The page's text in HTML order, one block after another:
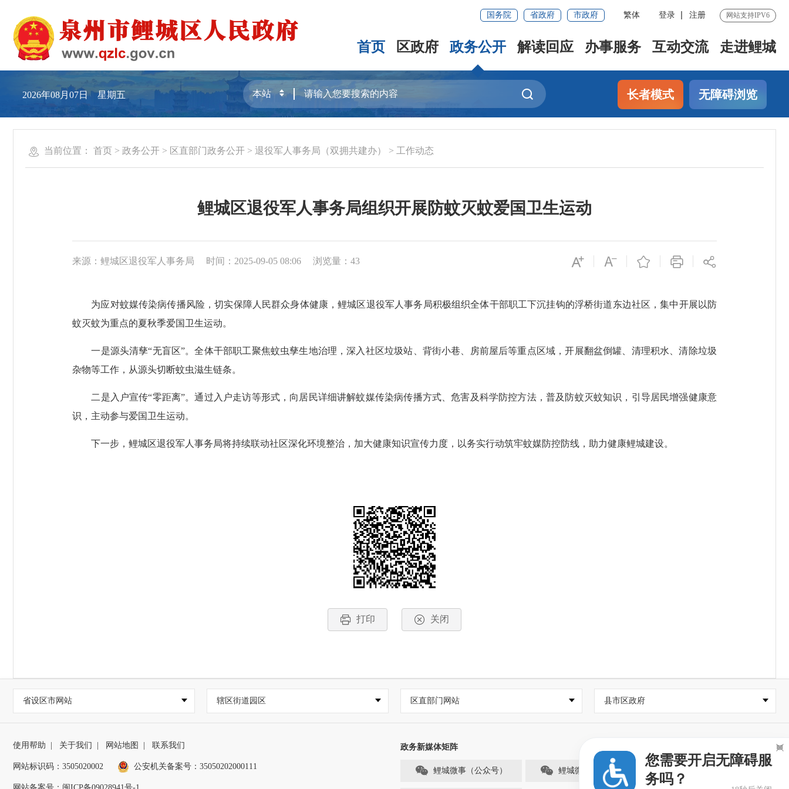
国务院 省政府 市政府 繁体 登录 注册 网站支持IPV6
首页 区政府 政务公开 解读回应 办事服务 互动交流 走进鲤城
2026年08月07日 星期五 长者模式 无障碍浏览
当前位置： 首页 > 政务公开 > 区直部门政务公开 > 退役军人事务局（双拥共建办） > 工作动态
鲤城区退役军人事务局组织开展防蚊灭蚊爱国卫生运动
来源：鲤城区退役军人事务局 时间：2025-09-05 08:06 浏览量： 43
为应对蚊媒传染病传播风险，切实保障人民群众身体健康，鲤城区退役军人事务局积极组织全体干部职工下沉挂钩的浮桥街道东边社区，集中开展以防
蚊灭蚊为重点的夏秋季爱国卫生运动。
一是源头清孳“无盲区”。全体干部职工聚焦蚊虫孳生地治理，深入社区垃圾站、背街小巷、房前屋后等重点区域，开展翻盆倒罐、清理积水、清除垃圾
杂物等工作，从源头切断蚊虫滋生链条。
二是入户宣传“零距离”。通过入户走访等形式，向居民详细讲解蚊媒传染病传播方式、危害及科学防控方法，普及防蚊灭蚊知识，引导居民增强健康意
识，主动参与爱国卫生运动。
下一步，鲤城区退役军人事务局将持续联动社区深化环境整治，加大健康知识宣传力度，以务实行动筑牢蚊媒防控防线，助力健康鲤城建设。
打印 关闭
省设区市网站 辖区街道园区 区直部门网站 县市区政府
使用帮助 | 关于我们 | 网站地图 | 联系我们
网站标识码：3505020002 公安机关备案号：35050202000111
政务新媒体矩阵
鲤城微事（公众号） 鲤城微事（视频号）
您需要开启无障碍服
务吗？
